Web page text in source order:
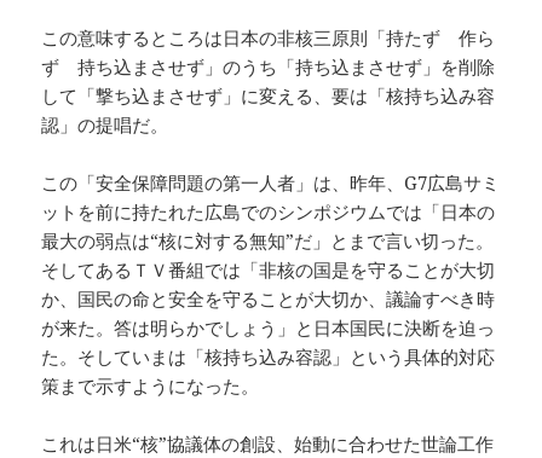
この意味するところは日本の非核三原則「持たず 作ら
ず 持ち込まさせず」のうち「持ち込まさせず」を削除
して「撃ち込まさせず」に変える、要は「核持ち込み容
認」の提唱だ。
この「安全保障問題の第一人者」は、昨年、G7広島サミ
ットを前に持たれた広島でのシンポジウムでは「日本の
最大の弱点は“核に対する無知”だ」とまで言い切った。
そしてあるＴＶ番組では「非核の国是を守ることが大切
か、国民の命と安全を守ることが大切か、議論すべき時
が来た。答は明らかでしょう」と日本国民に決断を迫っ
た。そしていまは「核持ち込み容認」という具体的対応
策まで示すようになった。
これは日米“核”協議体の創設、始動に合わせた世論工作